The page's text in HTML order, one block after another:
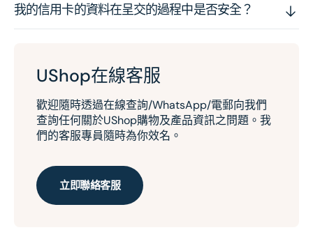
我的信用卡的資料在呈交的過程中是否安全？
UShop在線客服
歡迎隨時透過在線查詢/WhatsApp/電郵向我們
查詢任何關於UShop購物及產品資訊之問題。我
們的客服專員隨時為你效名。
立即聯絡客服